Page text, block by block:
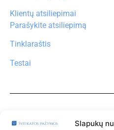
Slapukų
Klientų atsiliepimai
Parašykite atsiliepimą
Tinklaraštis
Testai